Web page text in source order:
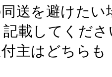
送を避けた
載してくださ
主はどちら